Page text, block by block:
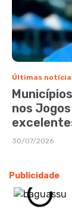
Últimas
nos
30/07/2026
Publicidade